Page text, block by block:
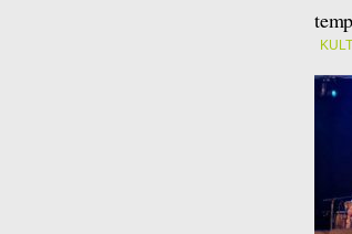
KULT